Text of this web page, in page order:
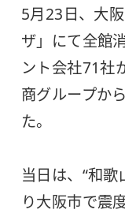
5月23日、大
ザ」にて全館
ント会社71社
商グループか
た。
当日は、“和
り大阪市で震